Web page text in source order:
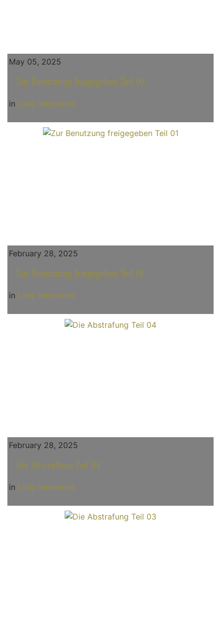
May 05, 2025
Zur Benutzung freigegeben Teil 02
in Lady Mercedes
February 28, 2025
Zur Benutzung freigegeben Teil 01
in Lady Mercedes
February 28, 2025
Die Abstrafung Teil 04
in Lady Mercedes